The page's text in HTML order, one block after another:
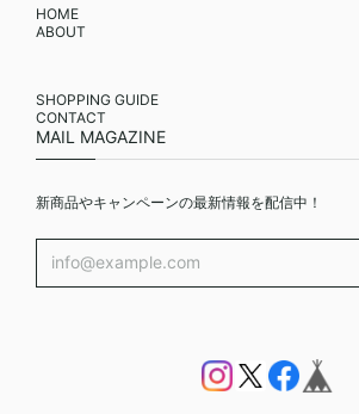
HOME
ABOUT
SHOPPING GUIDE
CONTACT
MAIL MAGAZINE
新商品やキャンペーンの最新情報を配信中！